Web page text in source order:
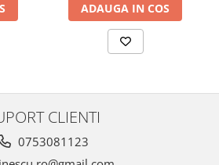
ADAUGA IN COS
CLIENTI
0753081123